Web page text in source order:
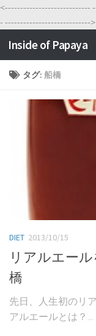
<----------------------------
- ---------------------------->
Inside of Papaya
タグ: 船橋
DIET 2013/10/15
リアルエー
橋
先日、人生初のリ
アルエールとは？...